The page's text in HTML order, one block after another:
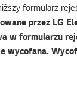
formularz
przez LG
w formularzu
wycofana.